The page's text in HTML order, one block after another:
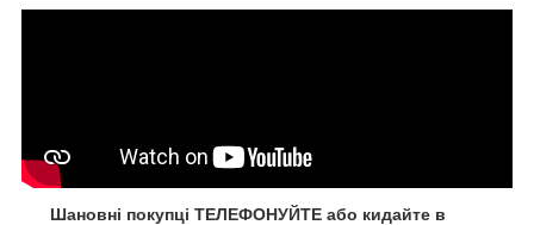
Шановні покупці ТЕЛЕФОНУЙТЕ або кидайте в